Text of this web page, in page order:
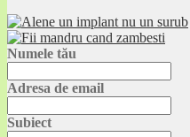
Numele tău
Adresa de email
Subiect